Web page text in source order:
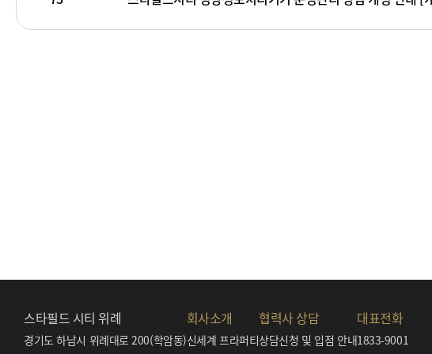
스타필드 시티 위례
경기도 하남시 위례대로 200(학암동)
회사소개
신세계 프라퍼티
협력사 상담
상담신청 및 입점 안내
대표전화
1833-9001